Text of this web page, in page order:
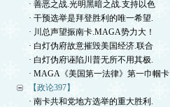
· 善恶之战.光明黑暗之战.支持以色
· 干预选举是拜登胜利的唯一希望.
· 川总声望振南卡.MAGA势力大！
· 白灯伪府故意摧毁美国经济.联合
· 白灯伪府诬陷川普无所不用其极.
· MAGA《美国第一法律》第一巾帼卡
【政论397】
· 南卡共和党地方选举的重大胜利.